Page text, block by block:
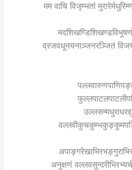
मम वाचि विजृम्भतां
व्रजवधूनयनाञ्जनरञ्जितं
अनुक्षणं